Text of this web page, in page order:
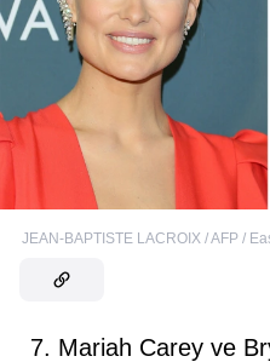
JEAN-BAPTISTE LACROIX / AFP /
7. Mariah Carey ve